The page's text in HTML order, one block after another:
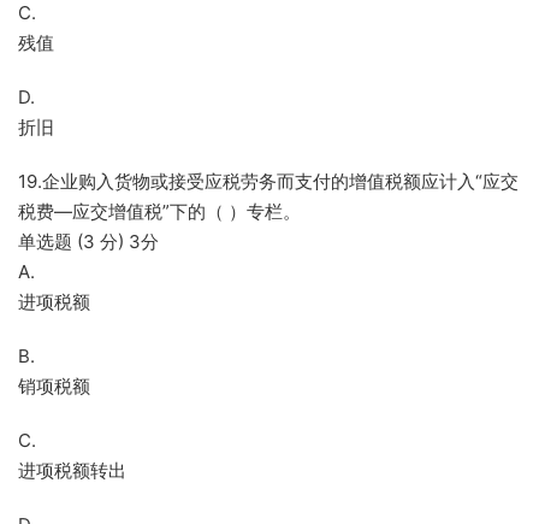
C.
残值
D.
折旧
19.企业购入货物或接受应税劳务而支付的增值税额应计入“应交
税费—应交增值税”下的（ ）专栏。
单选题 (3 分) 3分
A.
进项税额
B.
销项税额
C.
进项税额转出